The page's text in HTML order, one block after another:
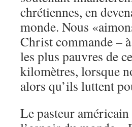
chrétiennes, en
monde. Nous
Christ commande –
les plus pauvres de
kilomètres, lorsque
alors qu’ils luttent
Le pasteur